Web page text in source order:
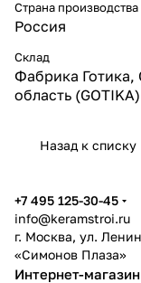
Страна производства
Россия
Склад
Фабрика Готика,
область (GOTIKA)
Назад к списку
+7 495 125-30-45
info@keramstroi.ru
г. Москва, ул.
«Симонов Плаза»
Интернет-магазин